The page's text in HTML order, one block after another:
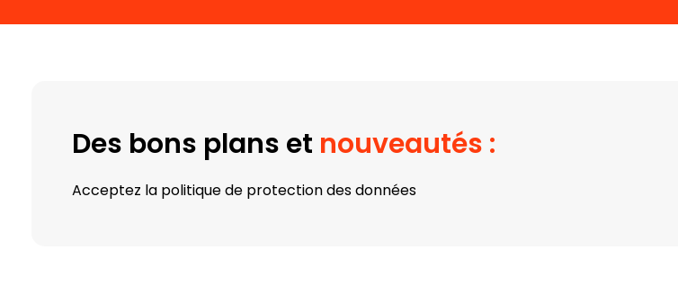
Des bons plans et nouveautés :
Acceptez la politique de protection des données